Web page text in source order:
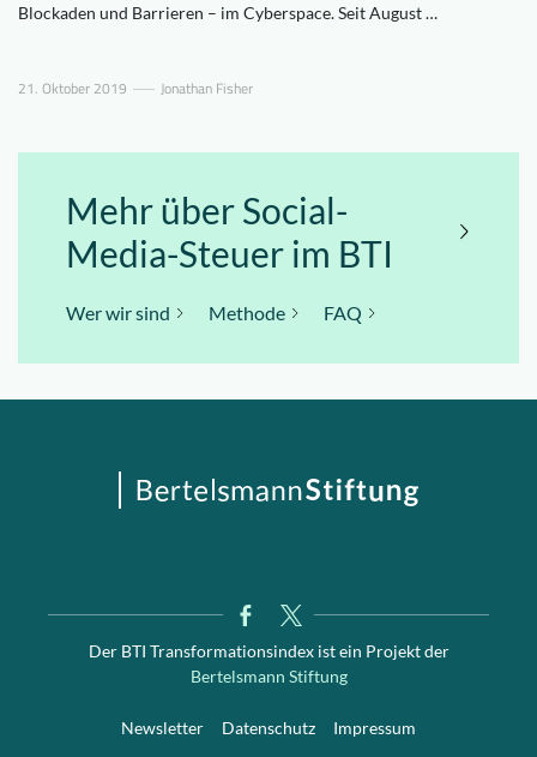
Blockaden und Barrieren – im Cyberspace. Seit August …
21. Oktober 2019 Jonathan Fisher
Mehr über Social-
Media-Steuer im BTI
Wer wir sind Methode FAQ
Der BTI Transformationsindex ist ein Projekt der
Bertelsmann Stiftung
Newsletter Datenschutz Impressum